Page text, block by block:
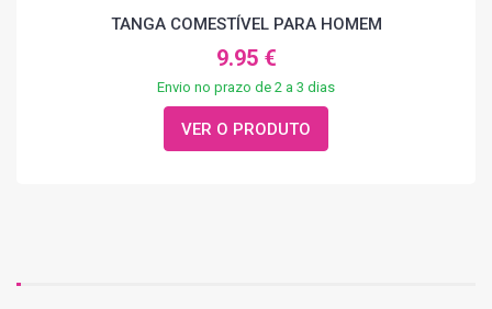
TANGA COMESTÍVEL PARA HOMEM
9.95 €
Envio no prazo de 2 a 3 dias
VER O PRODUTO